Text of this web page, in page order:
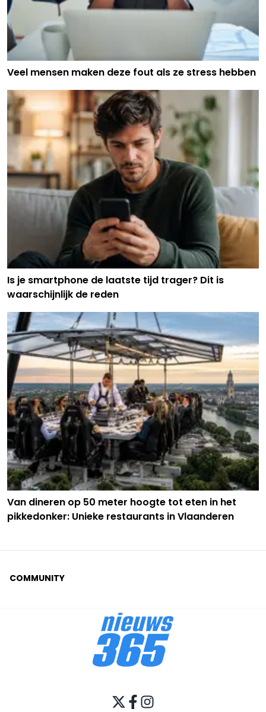
Veel mensen maken deze fout als ze stress hebben
Is je smartphone de laatste tijd trager? Dit is
waarschijnlijk de reden
Van dineren op 50 meter hoogte tot eten in het
pikkedonker: Unieke restaurants in Vlaanderen
COMMUNITY